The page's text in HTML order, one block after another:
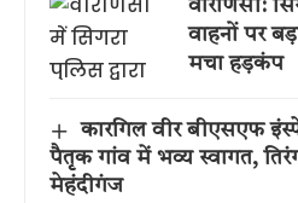
वाराणसी:
वाहनों पर
मचा हड़कंप
कारगिल वीर बीएसएफ
पैतृक गांव में भव्य स्वागत,
मेहंदीगंज